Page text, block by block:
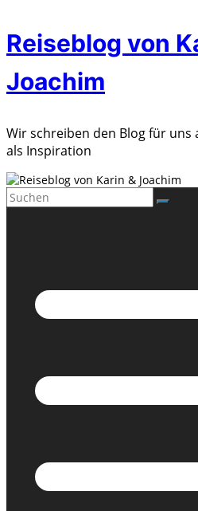
Zum
Inhalt
springen
Reiseblog von
Joachim
Wir schreiben den Blog für uns
als Inspiration